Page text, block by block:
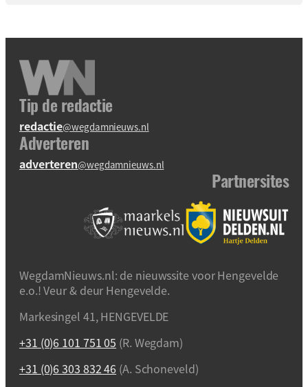
Tip de redactie
redactie@wegdamnieuws.nl
Adverteren
adverteren@wegdamnieuws.nl
Partnersites
WegdamNieuws.nl: de nieuwssite voor Hengevelde
e.o.! Veur & deur Hengevelde.
Markesingel 41, HENGEVELDE
+31 (0)6 101 751 05 (R. Wegdam)
+31 (0)6 303 832 46 (A. Schoneveld)